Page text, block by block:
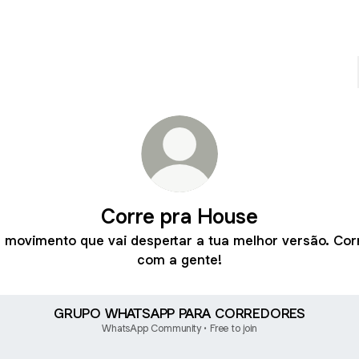
Corre pra House
movimento que vai despertar a tua melhor versão.
com a gente!
GRUPO WHATSAPP PARA CORREDORES
WhatsApp Community • Free to join